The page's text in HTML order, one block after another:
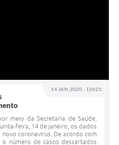
14 JAN 2020 - 13h25
meio da Secretaria de Saúde,
feira, 14 de janeiro, os dados
novo coronavírus. De acordo com
número de casos descartados